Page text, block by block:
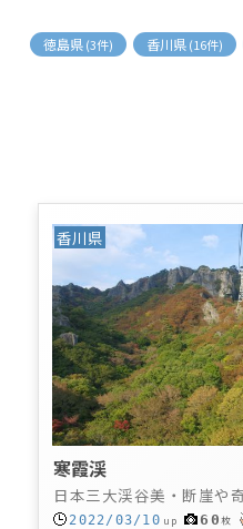
徳島県(3件) 香川県(16件)
香川県
寒霞渓
日本三大渓谷美・断崖や
2022/03/10 up 60枚